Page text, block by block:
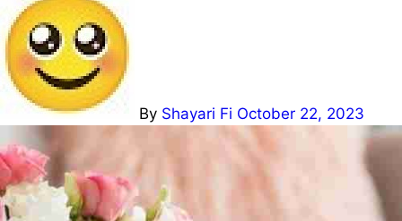
By Shayari Fi October 22, 2023